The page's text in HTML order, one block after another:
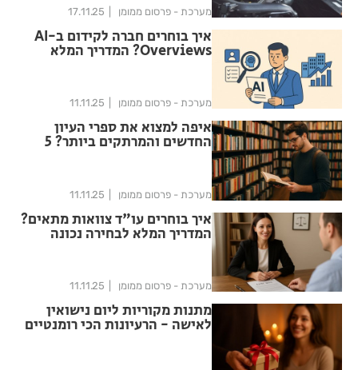
מערכת - פרסום ממומן 17.11.25
איך בוחרים חברה לקידום ב-AI
Overviews? המדריך המלא
מערכת - פרסום ממומן 11.11.25
איפה למצוא את ספרי העיון
החדשים והמרתקים ביותר? 5
מערכת - פרסום ממומן 11.11.25
איך בוחרים עו"ד צוואות מתאים?
המדריך המלא לבחירה נכונה
מערכת - פרסום ממומן 11.11.25
מתנות מקוריות ליום נישואין
לאישה - הרעיונות הכי רומנטיים